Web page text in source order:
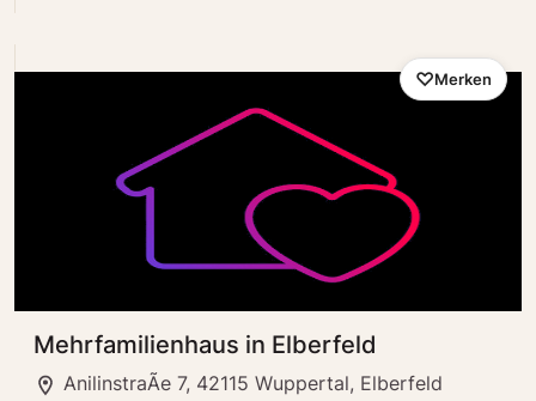
Mehrfamilienhaus in Elberfeld
AnilinstraÃe 7, 42115 Wuppertal, Elberfeld
Merken